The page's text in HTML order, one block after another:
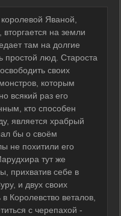
Яваной,
вторгается на земли
там на долгие
простой люд. Староста
своих
которым
всякий раз его
кто способен
является храбрый
бы о своём
не похитили его
тут же
прихватив себе в
и двух своих
Королевство веталов,
с черепахой -